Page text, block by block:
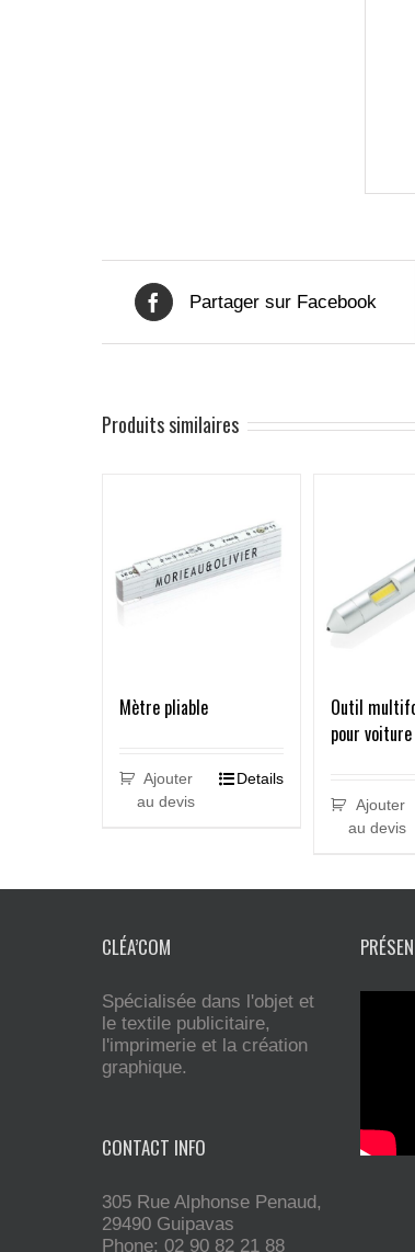
Partager sur Facebook
Produits similaires
Mètre pliable
Ajouter
au devis
Details
Outil
pour
Ajouter
au devis
CLÉA’COM
Spécialisée dans l'objet et
le textile publicitaire,
l'imprimerie et la création
graphique.
CONTACT INFO
305 Rue Alphonse Penaud,
29490 Guipavas
Phone: 02 90 82 21 88